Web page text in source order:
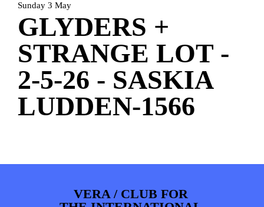
INFOWEBSHOPMIJN TICKETS
Sunday 3 May
GLYDERS +
STRANGE LOT -
2-5-26 - SASKIA
LUDDEN-1566
VERA / CLUB FOR